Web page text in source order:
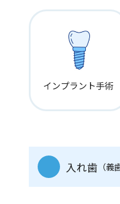
インプラント手術
入れ歯 （義